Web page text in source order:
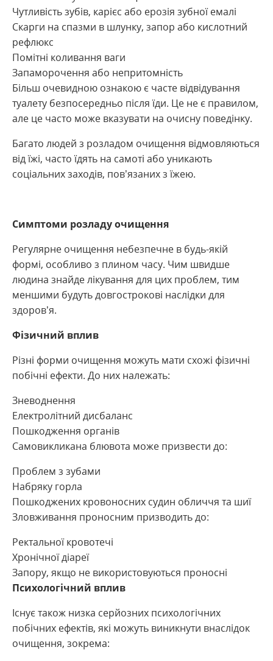
Чутливість зубів, карієс або ерозія зубної емалі
Скарги на спазми в шлунку, запор або кислотний
рефлюкс
Помітні коливання ваги
Запаморочення або непритомність
Більш очевидною ознакою є часте відвідування
туалету безпосередньо після їди. Це не є правилом,
але це часто може вказувати на очисну поведінку.
Багато людей з розладом очищення відмовляються
від їжі, часто їдять на самоті або уникають
соціальних заходів, пов’язаних з їжею.
Симптоми розладу очищення
Регулярне очищення небезпечне в будь-якій
формі, особливо з плином часу. Чим швидше
людина знайде лікування для цих проблем, тим
меншими будуть довгострокові наслідки для
здоров’я.
Фізичний вплив
Різні форми очищення можуть мати схожі фізичні
побічні ефекти. До них належать:
Зневоднення
Електролітний дисбаланс
Пошкодження органів
Самовикликана блювота може призвести до:
Проблем з зубами
Набряку горла
Пошкоджених кровоносних судин обличчя та шиї
Зловживання проносним призводить до:
Ректальної кровотечі
Хронічної діареї
Запору, якщо не використовуються проносні
Психологічний вплив
Існує також низка серйозних психологічних
побічних ефектів, які можуть виникнути внаслідок
очищення, зокрема: